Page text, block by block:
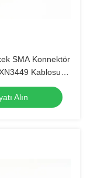
SMA Konnektör
Kablosu
Alın